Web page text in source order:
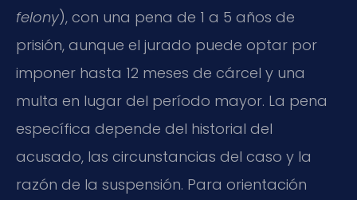
felony), con una pena de 1 a 5 años de
prisión, aunque el jurado puede optar por
imponer hasta 12 meses de cárcel y una
multa en lugar del período mayor. La pena
específica depende del historial del
acusado, las circunstancias del caso y la
razón de la suspensión. Para orientación